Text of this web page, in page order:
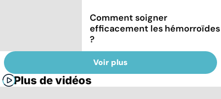
Comment soigner
efficacement les hémorroïdes
?
Voir plus
Plus de vidéos